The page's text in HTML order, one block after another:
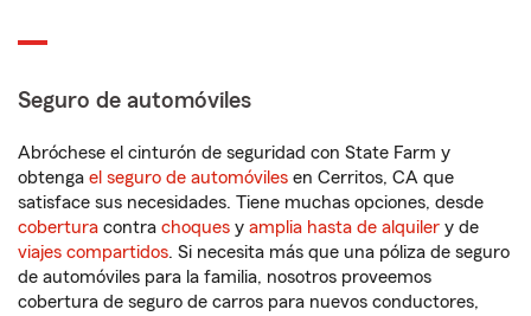
Seguro de automóviles
Abróchese el cinturón de seguridad con State Farm y
obtenga el seguro de automóviles en Cerritos, CA que
satisface sus necesidades. Tiene muchas opciones, desde
cobertura contra choques y amplia hasta de alquiler y de
viajes compartidos. Si necesita más que una póliza de seguro
de automóviles para la familia, nosotros proveemos
cobertura de seguro de carros para nuevos conductores,